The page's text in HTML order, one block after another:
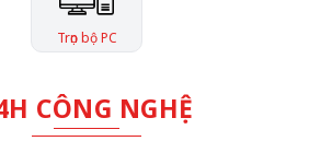
Trọn bộ PC
CÔNG NGHỆ